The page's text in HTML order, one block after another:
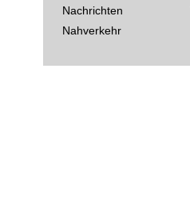
Nachrichten
Nahverkehr